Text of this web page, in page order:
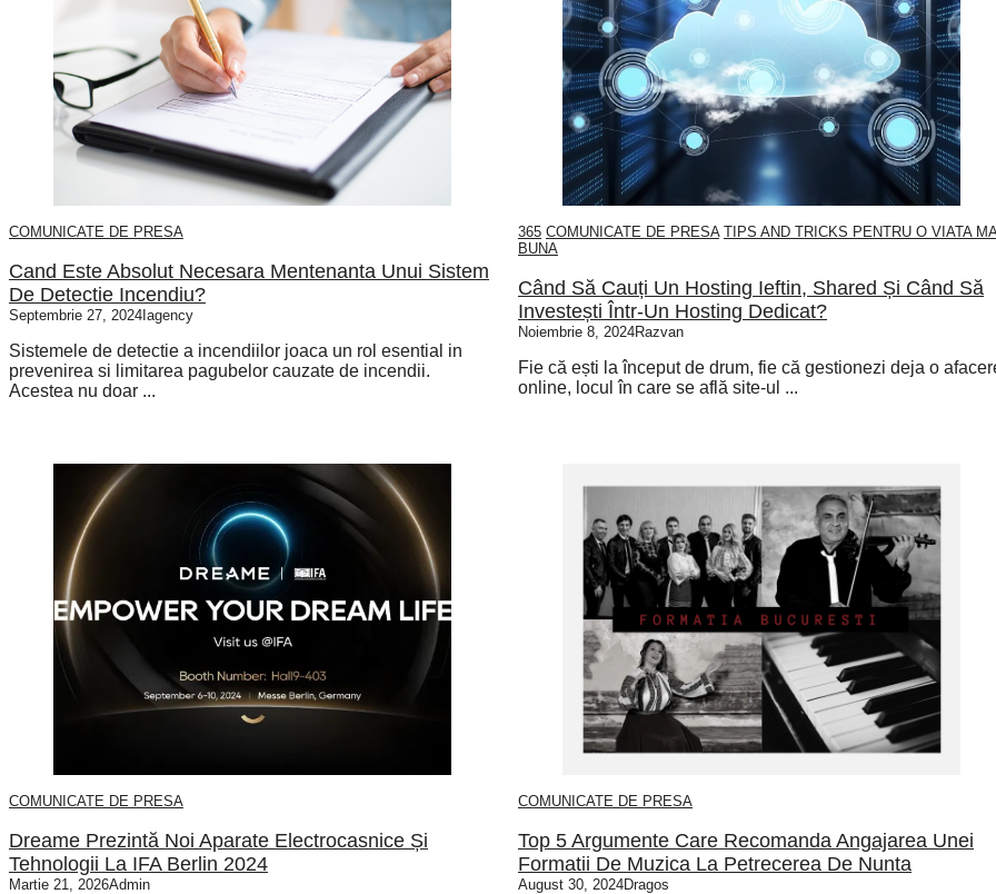
COMUNICATE DE PRESA
Cand Este Absolut Necesara Mentenanta Unui Sistem
De Detectie Incendiu?
Septembrie 27, 2024Iagency
Sistemele de detectie a incendiilor joaca un rol esential in
prevenirea si limitarea pagubelor cauzate de incendii.
Acestea nu doar ...
365 COMUNICATE DE PRESA TIPS AND TRICKS PENTRU O VIATA
BUNA
Când Să Cauți Un Hosting Ieftin, Shared Și Când Să
Investești Într-Un Hosting Dedicat?
Noiembrie 8, 2024Razvan
Fie că ești la început de drum, fie că gestionezi deja o
online, locul în care se află site-ul ...
COMUNICATE DE PRESA
Dreame Prezintă Noi Aparate Electrocasnice Și
Tehnologii La IFA Berlin 2024
Martie 21, 2026Admin
COMUNICATE DE PRESA
Top 5 Argumente Care Recomanda Angajarea Unei
Formatii De Muzica La Petrecerea De Nunta
August 30, 2024Dragos